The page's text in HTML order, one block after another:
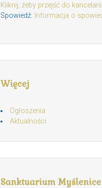
Kliknij, żeby przejść do
Spowiedź: Informacja o
Więcej
Ogłoszenia
Aktualności
Sanktuarium Myślenice